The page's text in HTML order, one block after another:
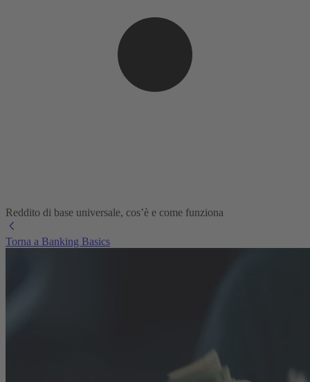
Reddito di base universale, cos’è e come funziona
Torna a Banking Basics